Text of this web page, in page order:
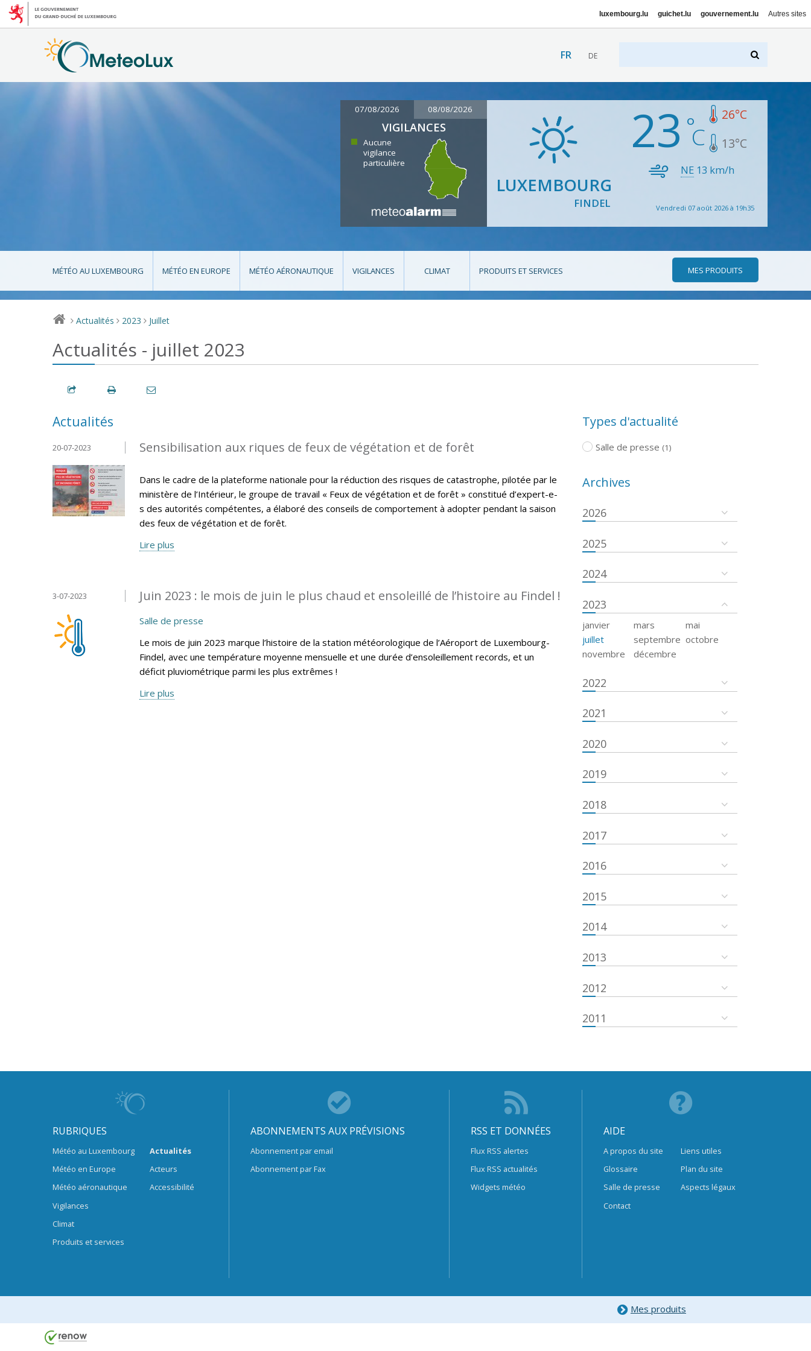
luxembourg.lu guichet.lu gouvernement.lu Autres sites
FR DE
07/08/2026 08/08/2026
VIGILANCES
Aucune
vigilance
particulière
LUXEMBOURG
FINDEL
23 26°C
13°C
NE 13 km/h
Vendredi 07 août 2026 à 19h35
MÉTÉO AU LUXEMBOURG MÉTÉO EN EUROPE MÉTÉO AÉRONAUTIQUE VIGILANCES CLIMAT PRODUITS ET SERVICES MES PRODUITS
> Actualités > 2023 > Juillet
Actualités - juillet 2023
Actualités
Sensibilisation aux riques de feux de végétation et de forêt
20-07-2023
Dans le cadre de la plateforme nationale pour la réduction des risques de catastrophe, pilotée par le
ministère de l’Intérieur, le groupe de travail « Feux de végétation et de forêt » constitué d’expert-e-
s des autorités compétentes, a élaboré des conseils de comportement à adopter pendant la saison
des feux de végétation et de forêt.
Lire plus
Juin 2023 : le mois de juin le plus chaud et ensoleillé de l’histoire au Findel !
3-07-2023
Salle de presse
Le mois de juin 2023 marque l’histoire de la station météorologique de l’Aéroport de Luxembourg-
Findel, avec une température moyenne mensuelle et une durée d’ensoleillement records, et un
déficit pluviométrique parmi les plus extrêmes !
Lire plus
Types d'actualité
Salle de presse (1)
Archives
2026
2025
2024
2023
janvier mars
mai
juillet
septembre octobre
novembre
décembre
2022
2021
2020
2019
2018
2017
2016
2015
2014
2013
2012
2011
RUBRIQUES
Météo au Luxembourg
Météo en Europe
Météo aéronautique
Vigilances
Climat
Produits et services
Actualités
Acteurs
Accessibilité
ABONNEMENTS AUX PRÉVISIONS
Abonnement par email
Abonnement par Fax
RSS ET DONNÉES
Flux RSS alertes
Flux RSS actualités
Widgets météo
AIDE
A propos du site
Glossaire
Salle de presse
Contact
Liens utiles
Plan du site
Aspects légaux
Mes produits